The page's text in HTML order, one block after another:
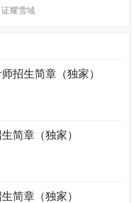
耀雪域
招生简章（独家）
简章（独家）
简章（独家）